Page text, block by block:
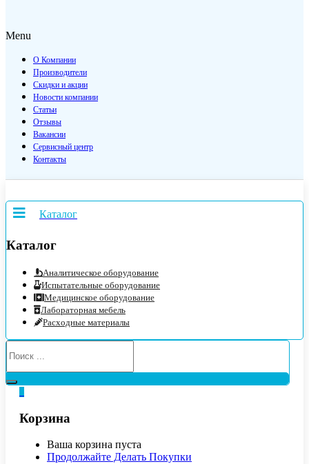
Menu
О Компании
Производители
Скидки и акции
Новости компании
Статьи
Отзывы
Вакансии
Сервисный центр
Контакты
Каталог
Каталог
Аналитическое оборудование
Испытательные оборудование
Медицинское оборудование
Лабораторная мебель
Расходные материалы
Корзина
Ваша корзина пуста
Продолжайте Делать Покупки